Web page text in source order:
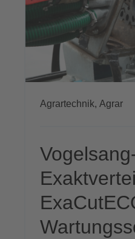
Agrartechnik, Agrar